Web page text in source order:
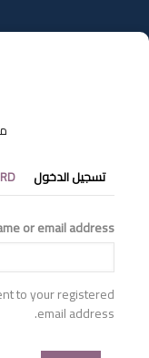
إلى
المحتوى
التبويبات
الأساسية
تسجيل الدخول
or email address
to your registered
email address.